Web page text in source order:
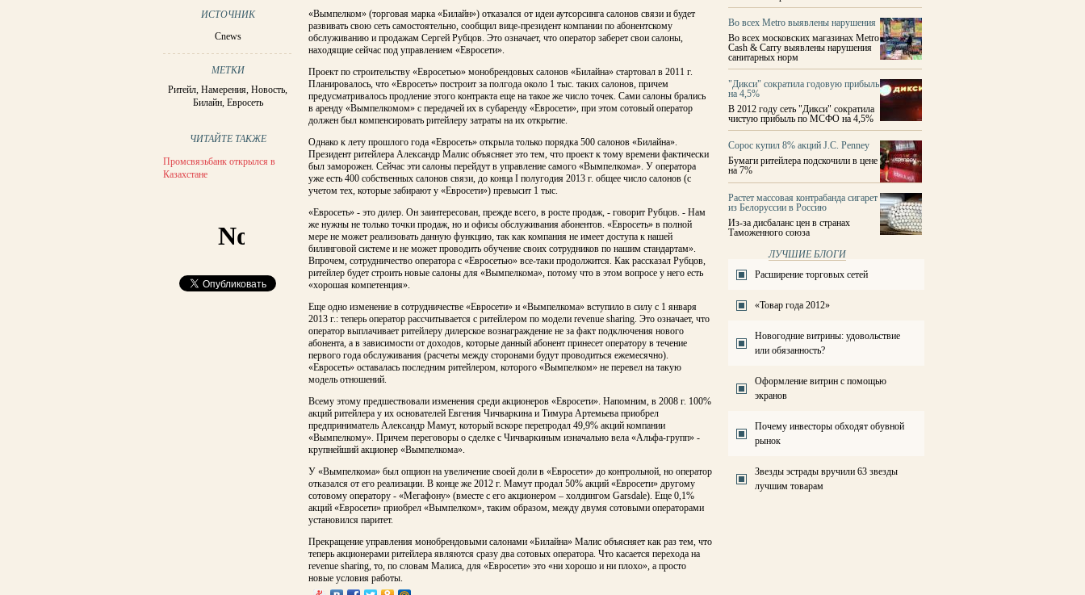
ИСТОЧНИК
Cnews
МЕТКИ
Ритейл, Намерения, Новость,
Билайн, Евросеть
ЧИТАЙТЕ ТАКЖЕ
Промсвязьбанк открылся в
Казахстане
«Вымпелком» (торговая марка «Билайн») отказался от идеи аутсорсинга салонов связи и будет
развивать свою сеть самостоятельно, сообщил вице-президент компании по абонентскому
обслуживанию и продажам Сергей Рубцов. Это означает, что оператор заберет свои салоны,
находящие сейчас под управлением «Евросети».
Проект по строительству «Евросетью» монобрендовых салонов «Билайна» стартовал в 2011 г.
Планировалось, что «Евросеть» построит за полгода около 1 тыс. таких салонов, причем
предусматривалось продление этого контракта еще на такое же число точек. Сами салоны брались
в аренду «Вымпелкомом» с передачей их в субаренду «Евросети», при этом сотовый оператор
должен был компенсировать ритейлеру затраты на их открытие.
Однако к лету прошлого года «Евросеть» открыла только порядка 500 салонов «Билайна».
Президент ритейлера Александр Малис объясняет это тем, что проект к тому времени фактически
был заморожен. Сейчас эти салоны перейдут в управление самого «Вымпелкома». У оператора
уже есть 400 собственных салонов связи, до конца I полугодия 2013 г. общее число салонов (с
учетом тех, которые забирают у «Евросети») превысит 1 тыс.
«Евросеть» - это дилер. Он заинтересован, прежде всего, в росте продаж, - говорит Рубцов. - Нам
же нужны не только точки продаж, но и офисы обслуживания абонентов. «Евросеть» в полной
мере не может реализовать данную функцию, так как компания не имеет доступа к нашей
билинговой системе и не может проводить обучение своих сотрудников по нашим стандартам».
Впрочем, сотрудничество оператора с «Евросетью» все-таки продолжится. Как рассказал Рубцов,
ритейлер будет строить новые салоны для «Вымпелкома», потому что в этом вопросе у него есть
«хорошая компетенция».
Еще одно изменение в сотрудничестве «Евросети» и «Вымпелкома» вступило в силу с 1 января
2013 г.: теперь оператор рассчитывается с ритейлером по модели revenue sharing. Это означает, что
оператор выплачивает ритейлеру дилерское вознаграждение не за факт подключения нового
абонента, а в зависимости от доходов, которые данный абонент принесет оператору в течение
первого года обслуживания (расчеты между сторонами будут проводиться ежемесячно).
«Евросеть» оставалась последним ритейлером, которого «Вымпелком» не перевел на такую
модель отношений.
Всему этому предшествовали изменения среди акционеров «Евросети». Напомним, в 2008 г. 100%
акций ритейлера у их основателей Евгения Чичваркина и Тимура Артемьева приобрел
предприниматель Александр Мамут, который вскоре перепродал 49,9% акций компании
«Вымпелкому». Причем переговоры о сделке с Чичваркиным изначально вела «Альфа-групп» -
крупнейший акционер «Вымпелкома».
У «Вымпелкома» был опцион на увеличение своей доли в «Евросети» до контрольной, но оператор
отказался от его реализации. В конце же 2012 г. Мамут продал 50% акций «Евросети» другому
сотовому оператору - «Мегафону» (вместе с его акционером – холдингом Garsdale). Еще 0,1%
акций «Евросети» приобрел «Вымпелком», таким образом, между двумя сотовыми операторами
установился паритет.
Прекращение управления монобрендовыми салонами «Билайна» Малис объясняет как раз тем, что
теперь акционерами ритейлера являются сразу два сотовых оператора. Что касается перехода на
revenue sharing, то, по словам Малиса, для «Евросети» это «ни хорошо и ни плохо», а просто
новые условия работы.
Во всех Metro выявлены нарушения
Во всех московских магазинах Metro
Cash & Carry выявлены нарушения
санитарных норм
"Дикси" сократила годовую прибыль
на 4,5%
В 2012 году сеть "Дикси" сократила
чистую прибыль по МСФО на 4,5%
Сорос купил 8% акций J.C. Penney
Бумаги ритейлера подскочили в цене
на 7%
Растет массовая контрабанда сигарет
из Белоруссии в Россию
Из-за дисбаланс цен в странах
Таможенного союза
ЛУЧШИЕ БЛОГИ
Расширение торговых сетей
«Товар года 2012»
Новогодние витрины: удовольствие
или обязанность?
Оформление витрин с помощью
экранов
Почему инвесторы обходят обувной
рынок
Звезды эстрады вручили 63 звезды
лучшим товарам